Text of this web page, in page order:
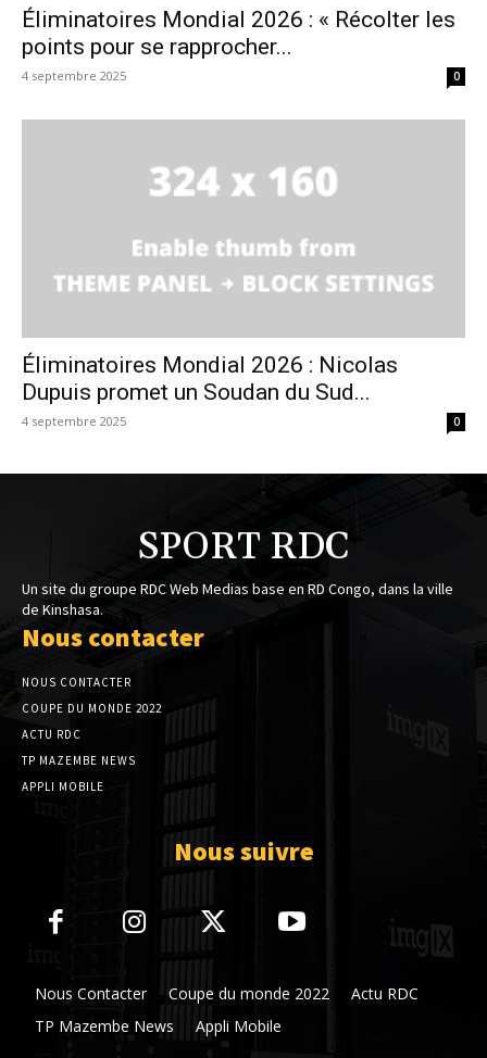
Éliminatoires Mondial 2026 : « Récolter les
points pour se rapprocher...
4 septembre 2025 0
Éliminatoires Mondial 2026 : Nicolas
Dupuis promet un Soudan du Sud...
4 septembre 2025 0
SPORT RDC
Un site du groupe RDC Web Medias base en RD Congo, dans la ville
de Kinshasa.
Nous contacter
NOUS CONTACTER
COUPE DU MONDE 2022
ACTU RDC
TP MAZEMBE NEWS
APPLI MOBILE
Nous suivre
Nous Contacter Coupe du monde 2022
Actu RDC
TP Mazembe News
Appli Mobile